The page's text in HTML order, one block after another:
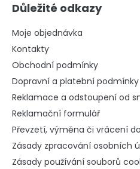
Důležité odkazy
Moje objednávka
Kontakty
Obchodní podmínky
Dopravní a platební podmínky
Reklamace a odstoupení od
Reklamační formulář
Převzetí, výměna či vrácení
Zásady zpracování osobních
Zásady používání souborů